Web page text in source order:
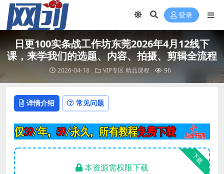
登录
日更100实条‬战工作坊东莞2026年4月12线下
课，来学我们的选题、内容、拍摄、剪辑全流程
2026-04-18 VIP专区 精品课程 96
详情介绍 常见问题
下载
本资源需权限下载